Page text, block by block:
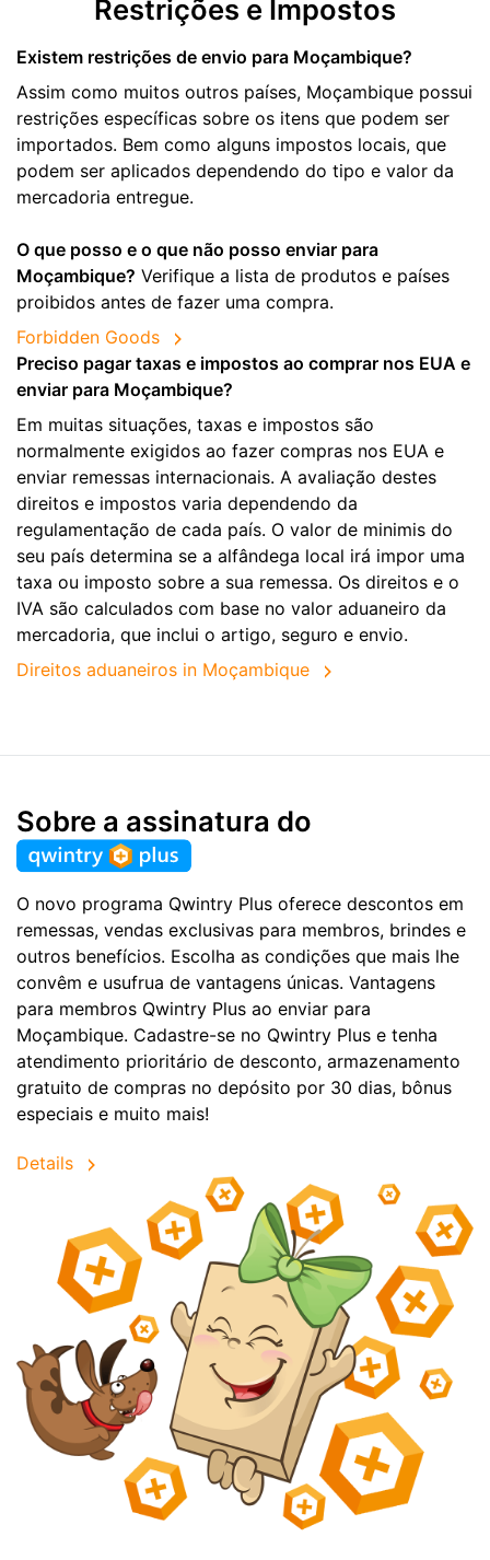
Restrições e Impostos
Existem restrições de envio para Moçambique?
Assim como muitos outros países, Moçambique possui
restrições específicas sobre os itens que podem ser
importados. Bem como alguns impostos locais, que
podem ser aplicados dependendo do tipo e valor da
mercadoria entregue.
O que posso e o que não posso enviar para
Moçambique? Verifique a lista de produtos e países
proibidos antes de fazer uma compra.
Forbidden Goods
Preciso pagar taxas e impostos ao comprar nos EUA e
enviar para Moçambique?
Em muitas situações, taxas e impostos são
normalmente exigidos ao fazer compras nos EUA e
enviar remessas internacionais. A avaliação destes
direitos e impostos varia dependendo da
regulamentação de cada país. O valor de minimis do
seu país determina se a alfândega local irá impor uma
taxa ou imposto sobre a sua remessa. Os direitos e o
IVA são calculados com base no valor aduaneiro da
mercadoria, que inclui o artigo, seguro e envio.
Direitos aduaneiros in Moçambique
Sobre a assinatura do
O novo programa Qwintry Plus oferece descontos em
remessas, vendas exclusivas para membros, brindes e
outros benefícios. Escolha as condições que mais lhe
convêm e usufrua de vantagens únicas. Vantagens
para membros Qwintry Plus ao enviar para
Moçambique. Cadastre-se no Qwintry Plus e tenha
atendimento prioritário de desconto, armazenamento
gratuito de compras no depósito por 30 dias, bônus
especiais e muito mais!
Details